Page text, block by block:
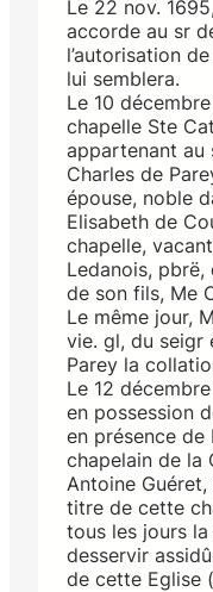
Le 22 nov.
accorde au sr
l’autorisation
lui semblera.
Le 10
chapelle Ste
appartenant au
Charles de
épouse, noble
Elisabeth de
chapelle,
Ledanois,
de son fils, Me
Le même jour,
vie. gl, du seigr
Parey la
Le 12
en possession
en présence de
chapelain de la
Antoine
titre de cette
tous les jours
desservir
de cette Eglise